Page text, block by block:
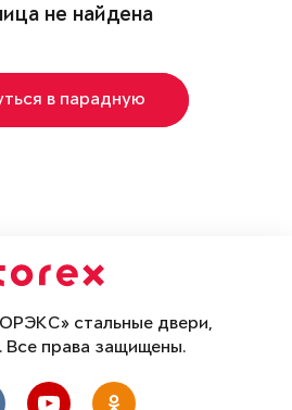
не найдена
в парадную
стальные двери,
Все права защищены.